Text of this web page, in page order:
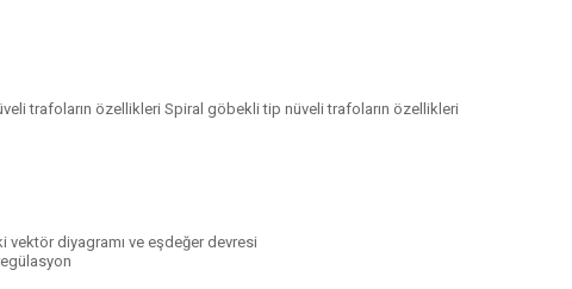
trafoların özellikleri Spiral göbekli tip nüveli trafoların özellikleri
vektör diyagramı ve eşdeğer devresi